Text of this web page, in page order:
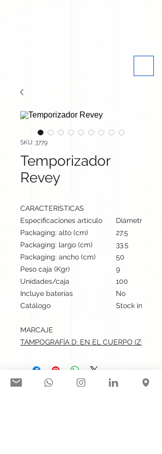
SKU: 3779
Temporizador
Revey
CARACTERÍSTICAS
Especificaciones artículo
Diámetro: 6
Packaging: alto (cm)
27.5
Packaging: largo (cm)
33.5
Packaging: ancho (cm)
50
Peso caja (Kgr)
9
Unidades/caja
100
Incluye baterías
No
Catálogo
Stock
MARCAJE
TAMPOGRAFÍA D: EN EL CUERPO (ZONA